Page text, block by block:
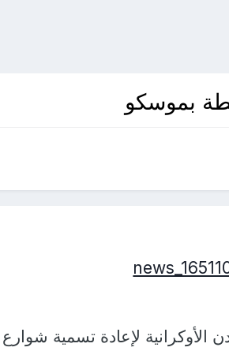
بموسكو
لإعادة تسمية